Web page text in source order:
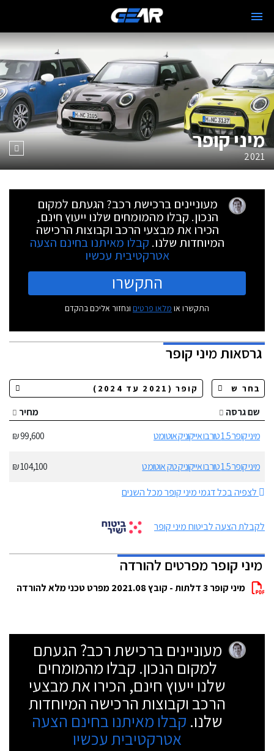
מיני קופר
2021
מעוניינים ברכישת רכב? הגעתם למקום
הנכון. קבלו מהמומחים שלנו ייעוץ חינם,
הכירו את מבצעי הרכב וקבוצות הרכישה
המיוחדות שלנו. קבלו מאיתנו בחינם הצעה
אטרקטיבית עכשיו
התקשרו
התקשרו או מלאו פרטים ונחזור אליכם בהקדם
גרסאותמיני קופר
שם גרסה
מחיר
מיני קופר 1.5 טורבו אייקוניק אוטומט
99,600 ₪
מיני קופר 1.5 טורבו אייקוניק טק אוטומט
104,100 ₪
לצפיה בכל דגמי מיני קופר מכל השנים
לקבלת הצעה לביטוח מיני קופר
מיני קופר מפרטים להורדה
מיני קופר 3 דלתות - קובץ 2021.08 מפרט טכני מלא להורדה
מעוניינים ברכישת רכב? הגעתם
למקום הנכון. קבלו מהמומחים
שלנו ייעוץ חינם, הכירו את מבצעי
הרכב וקבוצות הרכישה המיוחדות
שלנו. קבלו מאיתנו בחינם הצעה
אטרקטיבית עכשיו